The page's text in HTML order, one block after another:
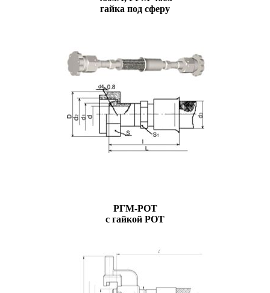
гайка под сферу
РГМ-РОТ
с гайкой РОТ